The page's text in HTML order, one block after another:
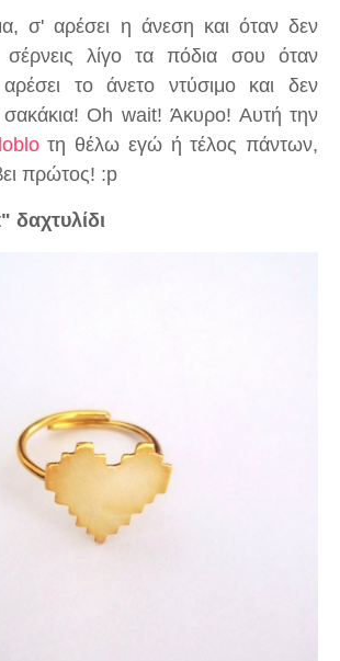
σ' αρέσει η άνεση και όταν δεν
σέρνεις λίγο τα πόδια σου όταν
το άνετο ντύσιμο και δεν
σακάκια! Oh wait! Άκυρο! Αυτή την
τη θέλω εγώ ή τέλος πάντων,
πρώτος! :p